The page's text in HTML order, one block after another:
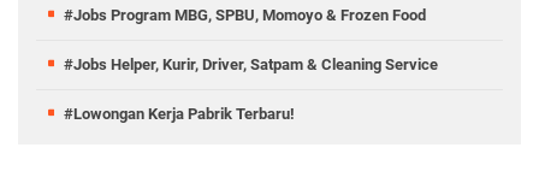
#Jobs Program MBG, SPBU, Momoyo & Frozen Food
#Jobs Helper, Kurir, Driver, Satpam & Cleaning Service
#Lowongan Kerja Pabrik Terbaru!